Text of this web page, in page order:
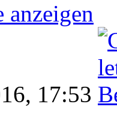
anzeigen
17:53